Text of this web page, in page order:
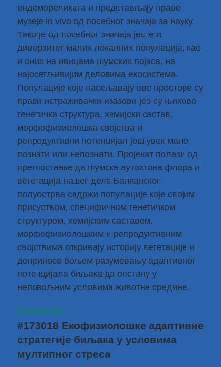
ендемореликата и представљају праве
музеје in vivo од посебног значаја за науку.
Такође од посебног значаја јесте и
диверзитет малих локалних популација, као
и оних на ивицама шумских појаса, на
најосетљивијим деловима екосистема.
Популације које насељавају ове просторе су
прави истраживачки изазови јер су њихова
генетичка структура, хемијски састав,
морфофизиолошка својства и
репродуктивни потенцијал још увек мало
познати или непознати. Пројекат полази од
претпоставке да шумска аутохтона флора и
вегетација нашег дела Балканског
полуострва садржи популације које својим
присуством, специфичном генетичком
структуром, хемијским саставом,
морфофизиолошким и репродуктивним
својствима откривају историју вегетације и
доприносе бољем разумевању адаптивног
потенцијала биљака да опстану у
неповољним условима животне средине.
Опширније...
#173018 Екофизиолошке адаптивне
стратегије биљака у условима
мултипног стреса